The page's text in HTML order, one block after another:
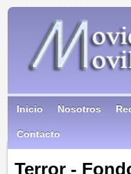
Inicio Nosotros
Contacto
Terror -